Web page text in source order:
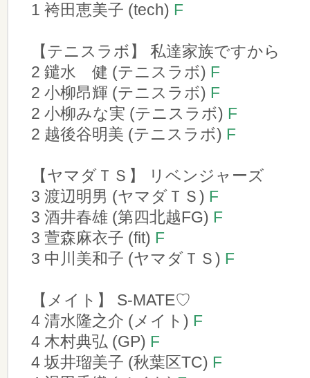
1 袴田恵美子 (tech) F
【テニスラボ】 私達家族ですから
2 鑓水 健 (テニスラボ) F
2 小柳昂輝 (テニスラボ) F
2 小柳みな実 (テニスラボ) F
2 越後谷明美 (テニスラボ) F
【ヤマダＴＳ】 リベンジャーズ
3 渡辺明男 (ヤマダＴＳ) F
3 酒井春雄 (第四北越FG) F
3 萱森麻衣子 (fit) F
3 中川美和子 (ヤマダＴＳ) F
【メイト】 S-MATE♡
4 清水隆之介 (メイト) F
4 木村典弘 (GP) F
4 坂井瑠美子 (秋葉区TC) F